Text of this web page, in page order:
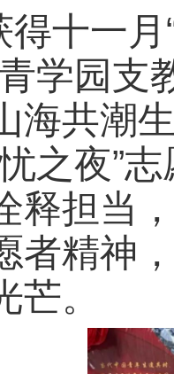
十一
学园支
海共潮
之夜”
释担当
者精神
。